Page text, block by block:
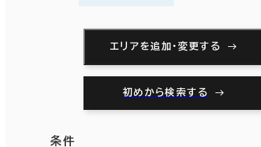
エリアを追加・変更する
初めから検索する
条件